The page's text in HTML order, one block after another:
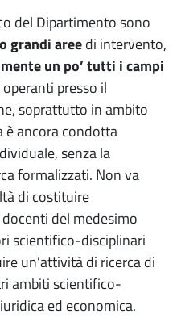
del Dipartimento sono
grandi areedi intervento,
un po’ tutti i campi
presso il
soprattutto in ambito
è ancora condotta
senza la
formalizzati. Non va
di costituire
del medesimo
scientifico-disciplinari
un’attività di ricerca di
ambiti scientifico-
ed economica.